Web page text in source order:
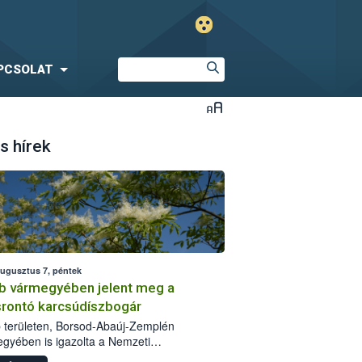
hírek
7, péntek
vármegyében jelent meg a
karcsúdíszbogár
területen, Borsod-Abaúj-Zemplén
is igazolta a Nemzeti
biztonsági Hivatal (Nébih) a